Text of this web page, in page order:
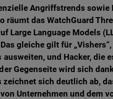
Angriffstrends
räumt das WatchGuard
Large Language Models
gleiche gilt für
und Hacker, die
Gegenseite wird sich
sich deutlich ab,
Unternehmen und dem